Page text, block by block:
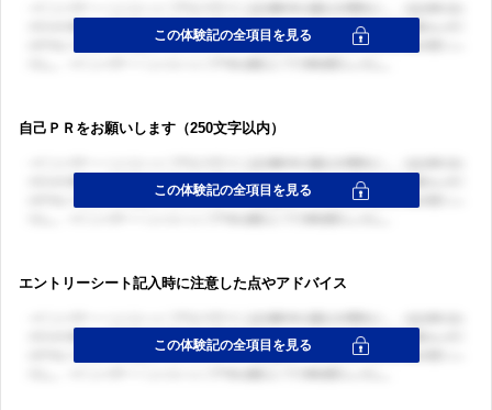
自己ＰＲをお願いします（250文字以内）
エントリーシート記入時に注意した点やアドバイス